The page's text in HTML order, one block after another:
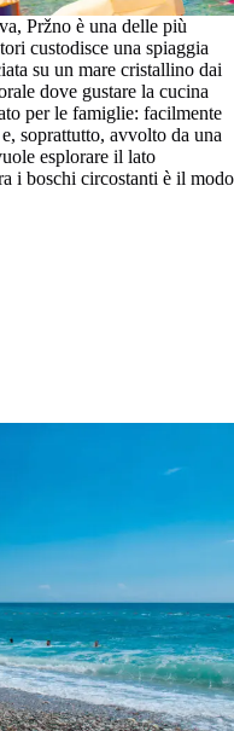
Pržno è una delle più
custodisce una spiaggia
su un mare cristallino dai
dove gustare la cucina
per le famiglie: facilmente
soprattutto, avvolto da una
esplorare il lato
i boschi circostanti è il modo